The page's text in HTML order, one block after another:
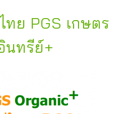
ทย PGS เกษตร
นทรีย์+